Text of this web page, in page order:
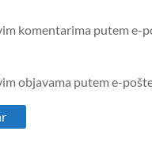
komentarima putem e-
objavama putem e-